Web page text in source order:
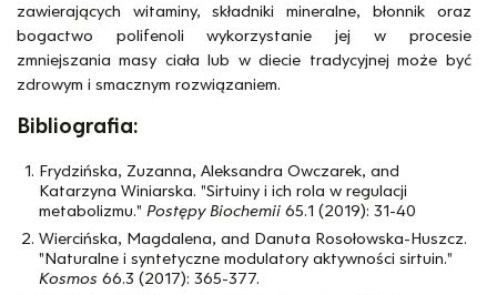
zawierających witaminy, składniki mineralne, błonnik oraz
bogactwo polifenoli wykorzystanie jej w procesie
zmniejszania masy ciała lub w diecie tradycyjnej może być
zdrowym i smacznym rozwiązaniem.
Bibliografia:
Frydzińska, Zuzanna, Aleksandra Owczarek, and
Katarzyna Winiarska. "Sirtuiny i ich rola w regulacji
metabolizmu." Postępy Biochemii 65.1 (2019): 31-40
Wiercińska, Magdalena, and Danuta Rosołowska-Huszcz.
"Naturalne i syntetyczne modulatory aktywności sirtuin."
Kosmos 66.3 (2017): 365-377.